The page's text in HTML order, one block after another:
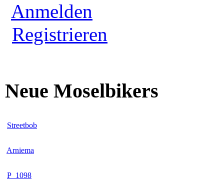
Anmelden
Registrieren
Neue Moselbikers
Streetbob
Arniema
P_1098